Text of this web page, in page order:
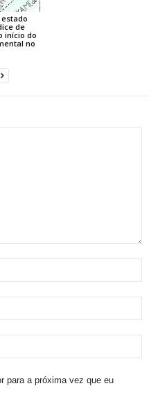
estado
de
início do
no
para a próxima vez que eu